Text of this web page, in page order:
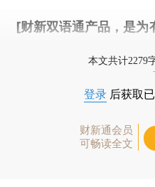
[财新双语通产品，是为
本文共计2279
登录 后获取
财新通会员
可畅读全文